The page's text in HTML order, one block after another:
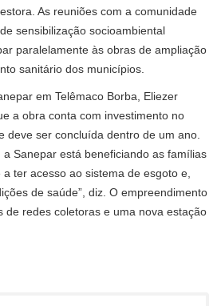
As reuniões com a comunidade
sensibilização socioambiental
paralelamente às obras de ampliação
sanitário dos municípios.
em Telêmaco Borba, Eliezer
a obra conta com investimento no
deve ser concluída dentro de um ano.
a Sanepar está beneficiando as famílias
ter acesso ao sistema de esgoto e,
de saúde”, diz. O empreendimento
de redes coletoras e uma nova estação